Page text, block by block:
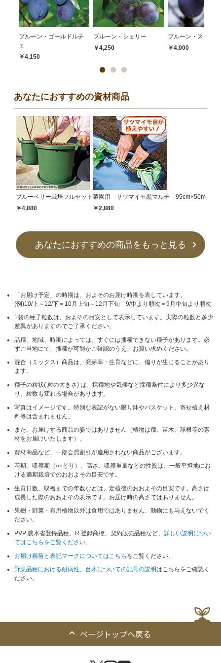
プルーン・ゴールドルチ
ェ
￥4,150
プルーン・シェリー
￥4,250
プルーン・スタン
￥4,000
あなたにおすすめの資材商品
ブルーベリー栽培フルセット
￥4,880
菜園用 サツマイモ黒マルチ 95cm×50m
￥2,880
あなたにおすすめの商品をもっと見る
「お届け予定」の時期は、およそのお届け時期を表しています。
(例)10/上～12/下＝10月上旬～12月下旬 9/中より順次＝9月中旬より順次
1袋の種子粒数は、およその目安として表示しています。実際の粒数と多少
差異がありますのでご了承ください。
品種、地域、時期によっては、すぐには播種できない種子があります。必
ずご当地にて、播種が可能かご確認のうえ、お買い求めください。
混合（ミックス）商品は、発芽率・生育などに、偏りが生じることがあり
ます。
種子の粒状( 粒の大きさ) は、採種地や気候など採種条件により多少異な
り、粒数も変わる場合があります。
写真はイメージです。特別な表記がない限り鉢やバスケット、寄せ植え材
料等は含まれません。
また、お届けする商品の姿ではありません（植物は種、苗木、球根等の素
材をお届けいたします）。
資材商品など、一部会員割引が適用されない商品がございます。
花期、収穫期（○○どり）、高さ、収穫重量などの性質は、一般平坦地にお
ける適期栽培でのおおよその目安です。
生育日数、収穫までの年数などは、定植後のおおよその目安です。高さは
成長した際のおおよその表示です。お届け時の高さではありません。
果樹・野菜・有用植物以外は食用ではありません、動物にも与えないでく
ださい。
PVP 農水省登録品種、R 登録商標、契約販売品種など、詳しい説明につい
てはこちらをご覧ください。
お届け種苗と表記マークについてはこちら をご覧ください。
野菜品種における耐病性、台木についての記号の説明はこちらをご確認く
ださい。
ページトップへ戻る